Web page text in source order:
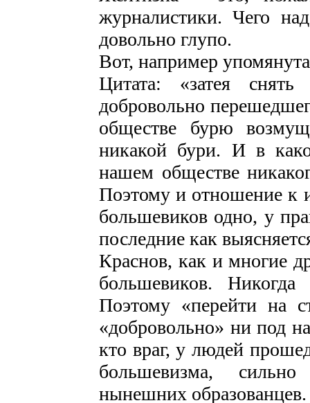
журналистики. Чего
довольно глупо.
Вот, например
Цитата: «затея
добровольно
обществе бурю
никакой бури. И в
нашем обществе
Поэтому и отношение к
большевиков одно, у
последние как
Краснов, как и многие
большевиков.
Поэтому «перейти на
«добровольно» ни под
кто враг, у людей
большевизма,
нынешних образованцев.